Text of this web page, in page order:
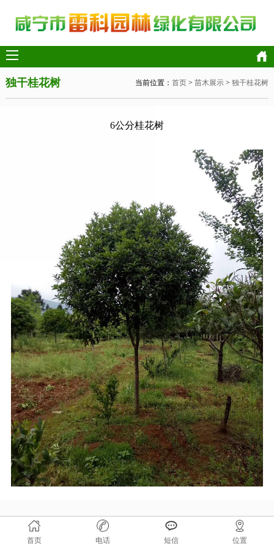
网站首页
价格表
联系我们
在线留言
独干桂花树 当前位置：首页 >苗木展示 >独干桂花树
6公分桂花树
首页 电话 短信 位置